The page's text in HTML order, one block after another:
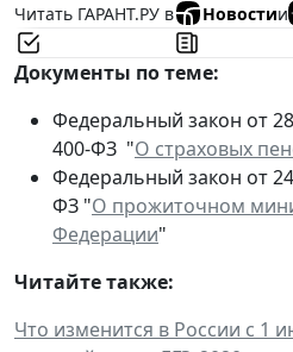
Читать ГАРАНТ.РУ в
Новостии
Документы по теме:
Федеральный закон от
400-ФЗ "О страховых
Федеральный закон от
ФЗ "О прожиточном
Федерации"
Читайте также:
Что изменится в России с 1